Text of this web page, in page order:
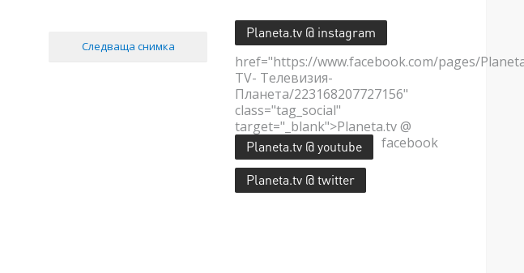
Следваща снимка
Planeta.tv @ instagram
href="https://www.facebook.com/pages/
TV- Телевизия-
Планета/223168207727156"
class="tag_social"
target="_blank">Planeta.tv @
facebook
Planeta.tv @ youtube
Planeta.tv @ twitter